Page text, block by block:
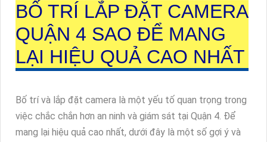
BỐ TRÍ LẮP ĐẶT CAMERA
QUẬN 4 SAO ĐỂ MANG
LẠI HIỆU QUẢ CAO NHẤT
Bố trí và lắp đặt camera là một yếu tố quan trọng trong
việc chắc chắn hơn an ninh và giám sát tại Quận 4. Để
mang lại hiệu quả cao nhất, dưới đây là một số gợi ý và